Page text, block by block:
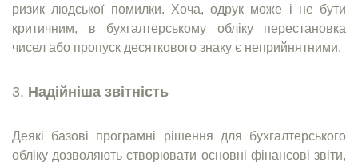
ризик людської помилки. Хоча, одрук може і не бути
критичним, в бухгалтерському обліку перестановка
чисел або пропуск десяткового знаку є неприйнятними.
Надійніша звітність
Деякі базові програмні рішення для бухгалтерського
обліку дозволяють створювати основні фінансові звіти,